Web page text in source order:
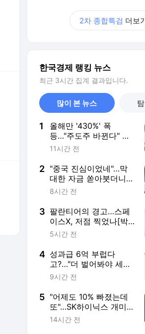
2차 종합특검 더보
한국경제 랭킹 뉴스
최근 3시간 집계 결과입니다.
많이 본 뉴스
1
올해만 '430%' 폭
등…"주도주 바뀐다" 개
미들 몰려간 곳
11시간 전
2 "중국 진심이었네"…막
대한 자금 쏟아붓더니
'드림팀' 만들었다 [분석
8시간 전
3 팔란티어의 경고…스페
이스X, 저점 찍었나[박
신영의 개장전 요것만]
5시간 전
4 성과급 6억 부럽다
고?…"더 벌어봐야 세금
만 나간다" 한탄
9시간 전
5 "어제도 10% 빠졌는데
또"…SK하이닉스 개미들
'곡소리'
14시간 전